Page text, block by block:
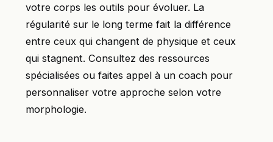
votre corps les outils pour évoluer. La
régularité sur le long terme fait la différence
entre ceux qui changent de physique et ceux
qui stagnent. Consultez des ressources
spécialisées ou faites appel à un coach pour
personnaliser votre approche selon votre
morphologie.